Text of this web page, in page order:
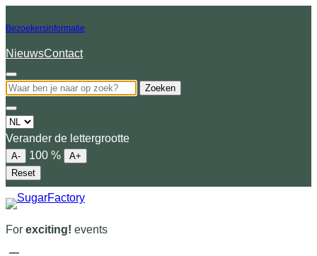
Bezoekersinformatie
NieuwsContact
Zoeken
Choose
a
language
Verander de lettergrootte
A- 100 %
A+
Reset
For exciting! events